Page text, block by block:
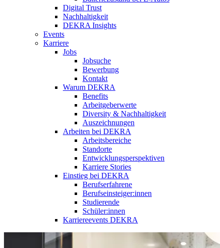
Digital Trust
Nachhaltigkeit
DEKRA Insights
Events
Karriere
Jobs
Jobsuche
Bewerbung
Kontakt
Warum DEKRA
Benefits
Arbeitgeberwerte
Diversity & Nachhaltigkeit
Auszeichnungen
Arbeiten bei DEKRA
Arbeitsbereiche
Standorte
Entwicklungsperspektiven
Karriere Stories
Einstieg bei DEKRA
Berufserfahrene
Berufseinsteiger:innen
Studierende
Schüler:innen
Karriereevents DEKRA